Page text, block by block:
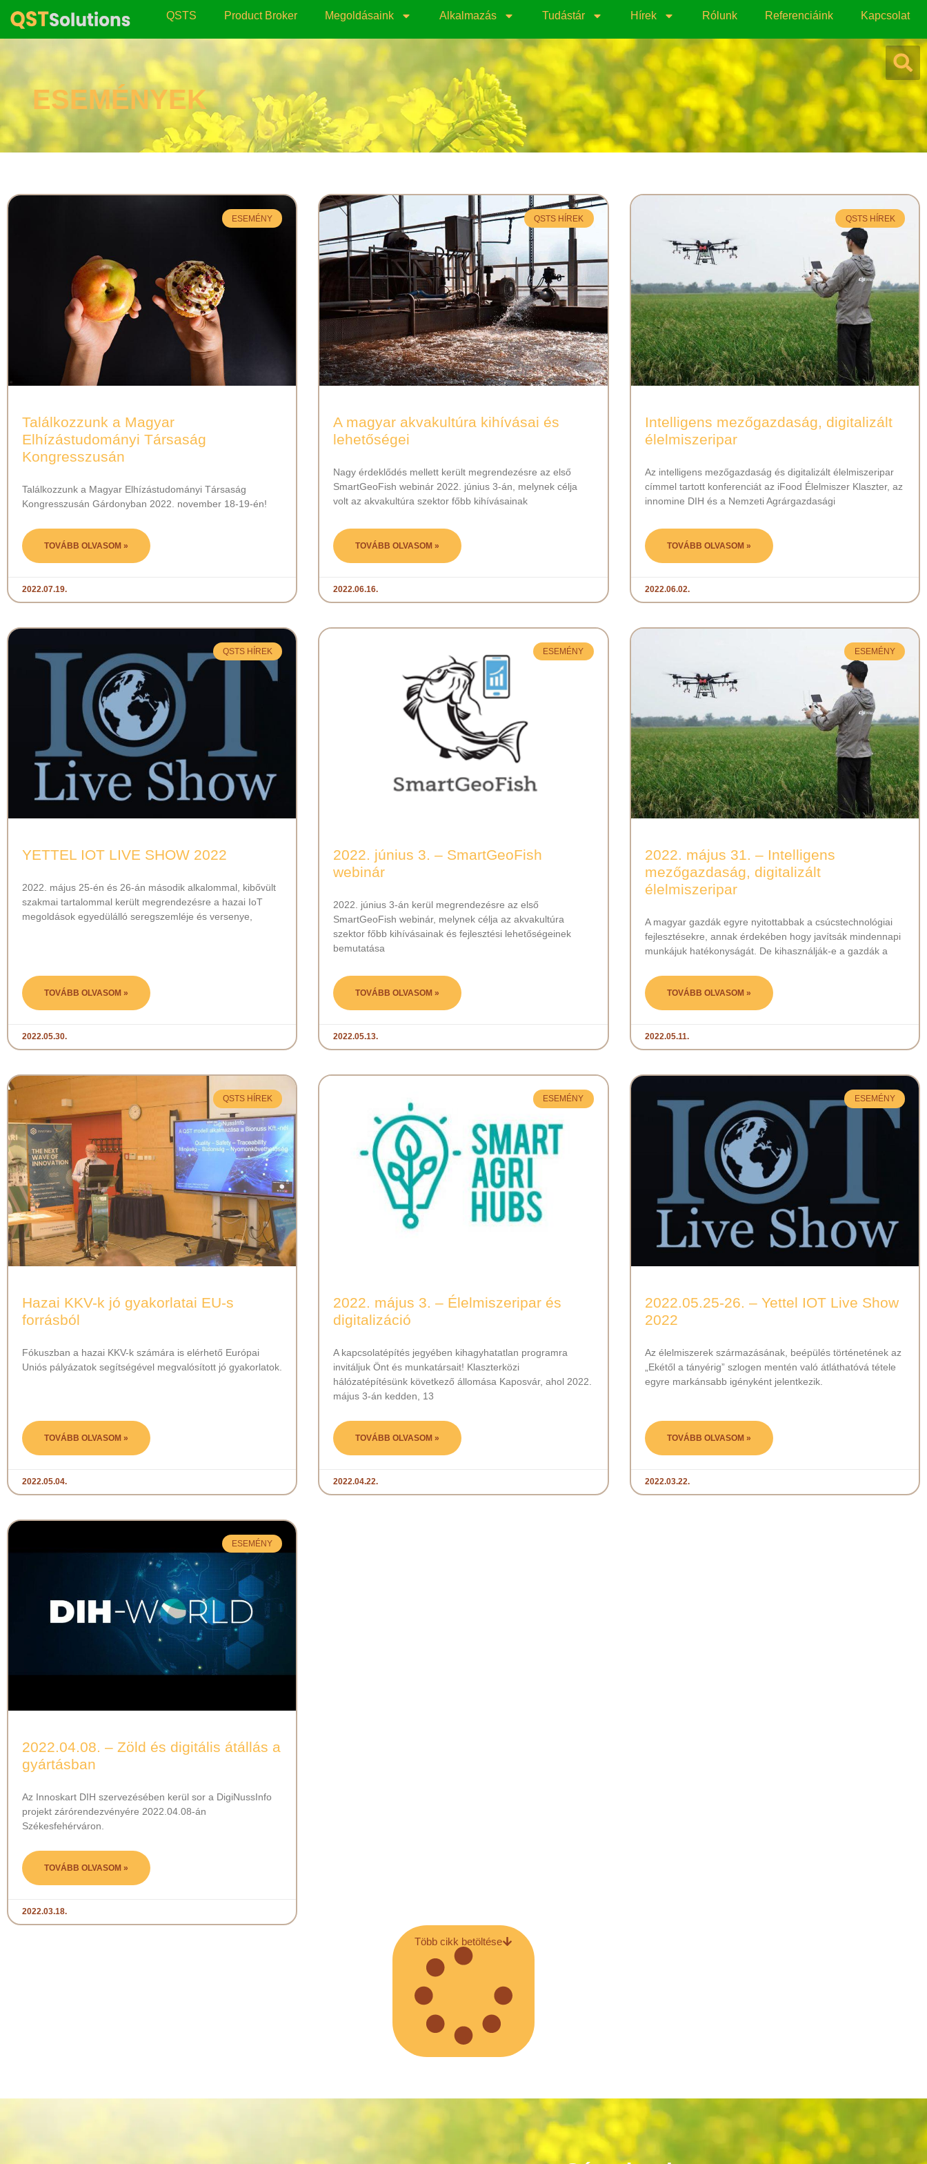
QSTS Product Broker Megoldásaink Alkalmazás Tudástár Hírek Rólunk Referenciáink Kapcsolat
ESEMÉNYEK
ESEMÉNY
Találkozzunk a Magyar
Elhízástudományi Társaság
Kongresszusán
Találkozzunk a Magyar Elhízástudományi Társaság
Kongresszusán Gárdonyban 2022. november 18‐19‐én!
TOVÁBB OLVASOM »
2022.07.19.
QSTS HÍREK
A magyar akvakultúra kihívásai és
lehetőségei
Nagy érdeklődés mellett került megrendezésre az első
SmartGeoFish webinár 2022. június 3-án, melynek célja
volt az akvakultúra szektor főbb kihívásainak
TOVÁBB OLVASOM »
2022.06.16.
QSTS HÍREK
Intelligens mezőgazdaság, digitalizált
élelmiszeripar
Az intelligens mezőgazdaság és digitalizált élelmiszeripar
címmel tartott konferenciát az iFood Élelmiszer Klaszter, az
innomine DIH és a Nemzeti Agrárgazdasági
TOVÁBB OLVASOM »
2022.06.02.
QSTS HÍREK
YETTEL IOT LIVE SHOW 2022
2022. május 25-én és 26-án második alkalommal, kibővült
szakmai tartalommal került megrendezésre a hazai IoT
megoldások egyedülálló seregszemléje és versenye,
TOVÁBB OLVASOM »
2022.05.30.
ESEMÉNY
2022. június 3. – SmartGeoFish
webinár
2022. június 3-án kerül megrendezésre az első
SmartGeoFish webinár, melynek célja az akvakultúra
szektor főbb kihívásainak és fejlesztési lehetőségeinek
bemutatása
TOVÁBB OLVASOM »
2022.05.13.
ESEMÉNY
2022. május 31. – Intelligens
mezőgazdaság, digitalizált
élelmiszeripar
A magyar gazdák egyre nyitottabbak a csúcstechnológiai
fejlesztésekre, annak érdekében hogy javítsák mindennapi
munkájuk hatékonyságát. De kihasználják-e a gazdák a
TOVÁBB OLVASOM »
2022.05.11.
QSTS HÍREK
Hazai KKV-k jó gyakorlatai EU-s
forrásból
Fókuszban a hazai KKV-k számára is elérhető Európai
Uniós pályázatok segítségével megvalósított jó gyakorlatok.
TOVÁBB OLVASOM »
2022.05.04.
ESEMÉNY
2022. május 3. – Élelmiszeripar és
digitalizáció
A kapcsolatépítés jegyében kihagyhatatlan programra
invitáljuk Önt és munkatársait! Klaszterközi
hálózatépítésünk következő állomása Kaposvár, ahol 2022.
május 3-án kedden, 13
TOVÁBB OLVASOM »
2022.04.22.
ESEMÉNY
2022.05.25-26. – Yettel IOT Live Show
2022
Az élelmiszerek származásának, beépülés történetének az
„Ekétől a tányérig” szlogen mentén való átláthatóvá tétele
egyre markánsabb igényként jelentkezik.
TOVÁBB OLVASOM »
2022.03.22.
ESEMÉNY
2022.04.08. – Zöld és digitális átállás a
gyártásban
Az Innoskart DIH szervezésében kerül sor a DigiNussInfo
projekt zárórendezvényére 2022.04.08-án
Székesfehérváron.
TOVÁBB OLVASOM »
2022.03.18.
Több cikk betöltése